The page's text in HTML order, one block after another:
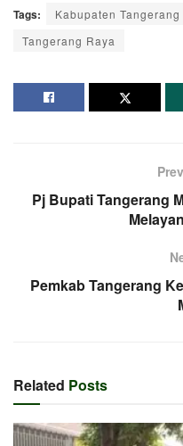
Tags: Kabupaten Tangerang
Tangerang Raya
Pj Bupati Tangerang
Pemkab Tangerang
Related Posts